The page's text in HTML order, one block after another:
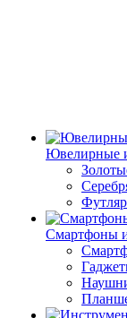
Ювелирные
Смартфоны